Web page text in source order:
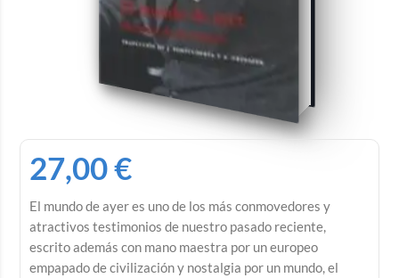
27,00€
El mundo de ayer es uno de los más conmovedores y
atractivos testimonios de nuestro pasado reciente,
escrito además con mano maestra por un europeo
empapado de civilización y nostalgia por un mundo, el